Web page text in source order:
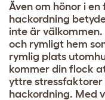
Även om hönor i
hackordning
inte är
och rymligt hem
rymlig plats
kommer din flock
yttre
hackordning. Med